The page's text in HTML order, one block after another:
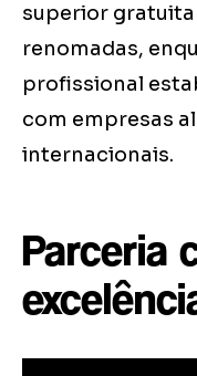
superior
renomadas,
profissional
com empresas
internacionais.
Parceria